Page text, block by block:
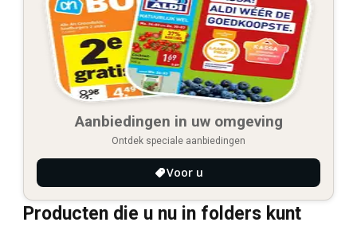
Aanbiedingen in uw omgeving
Ontdek speciale aanbiedingen
Voor u
Producten die u nu in folders kunt